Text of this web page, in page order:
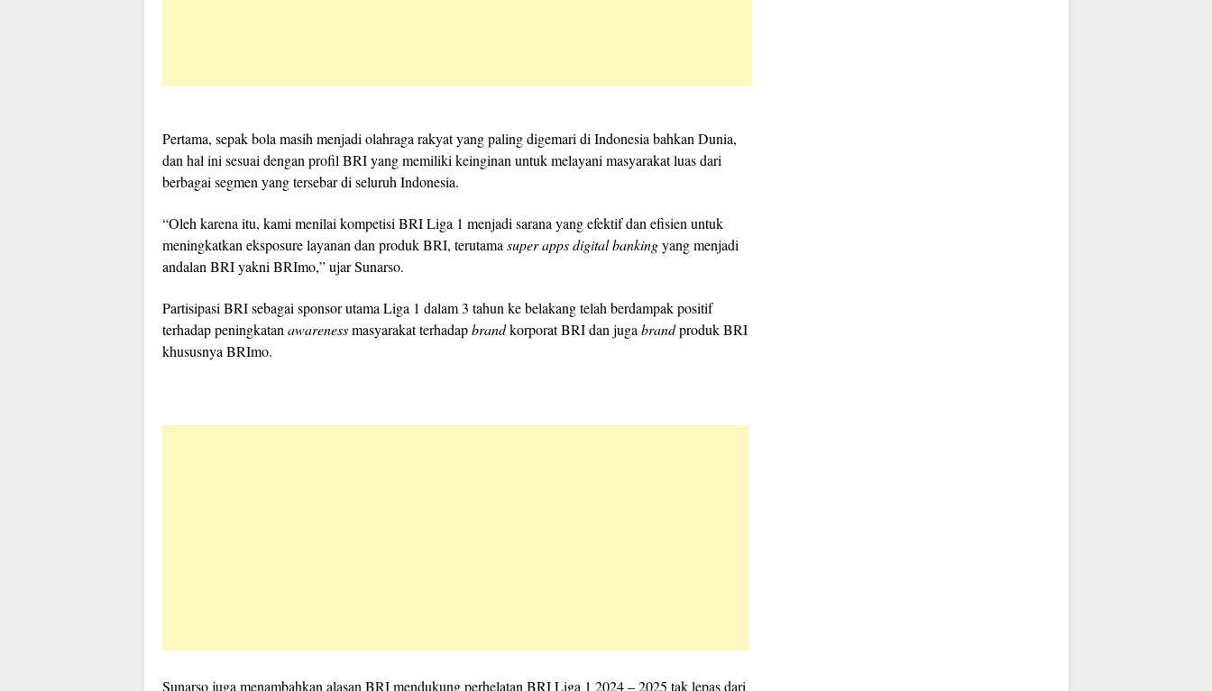
Pertama, sepak bola masih menjadi olahraga rakyat yang paling digemari di Indonesia bahkan Dunia,
dan hal ini sesuai dengan profil BRI yang memiliki keinginan untuk melayani masyarakat luas dari
berbagai segmen yang tersebar di seluruh Indonesia.
“Oleh karena itu, kami menilai kompetisi BRI Liga 1 menjadi sarana yang efektif dan efisien untuk
meningkatkan eksposure layanan dan produk BRI, terutama super apps digital bankingyang menjadi
andalan BRI yakni BRImo,” ujar Sunarso.
Partisipasi BRI sebagai sponsor utama Liga 1 dalam 3 tahun ke belakang telah berdampak positif
terhadap peningkatan awarenessmasyarakat terhadapbrandkorporat BRI dan juga brandproduk BRI
khususnya BRImo.
Sunarso juga menambahkan alasan BRI mendukung perhelatan BRI Liga 1 2024 – 2025 tak lepas dari